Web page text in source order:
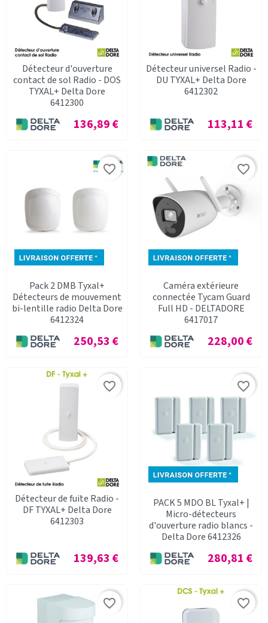
Détecteur d'ouverture
contact de sol Radio - DOS
TYXAL+ Delta Dore
6412300
Prix
136,89 €
Détecteur universel Radio -
DU TYXAL+ Delta Dore
6412302
Prix
113,11 €
Pack 2 DMB Tyxal+
Détecteurs de mouvement
bi-lentille radio Delta Dore
6412324
Prix
250,53 €
favorite_border
Caméra extérieure
connectée Tycam Guard
Full HD - DELTADORE
6417017
Prix
228,00 €
favorite_border
Détecteur de fuite Radio -
DF TYXAL+ Delta Dore
6412303
Prix
139,63 €
favorite_border
PACK 5 MDO BL Tyxal+ |
Micro-détecteurs
d'ouverture radio blancs -
Delta Dore 6412326
Prix
280,81 €
favorite_border
favorite_border favorite_border